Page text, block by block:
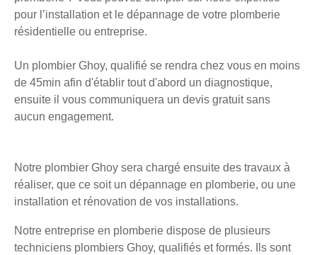
pour l’installation et le dépannage de votre plomberie
résidentielle ou entreprise.
Un plombier Ghoy, qualifié se rendra chez vous en moins
de 45min afin d'établir tout d'abord un diagnostique,
ensuite il vous communiquera un devis gratuit sans
aucun engagement.
Notre plombier Ghoy sera chargé ensuite des travaux à
réaliser, que ce soit un dépannage en plomberie, ou une
installation et rénovation de vos installations.
Notre entreprise en plomberie dispose de plusieurs
techniciens plombiers Ghoy, qualifiés et formés. Ils sont